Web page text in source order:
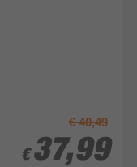
€ 40,49
€ 37,99
€ 37,99